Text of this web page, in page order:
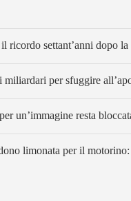
ricordo settant’anni dopo la
miliardari per sfuggire
un’immagine resta
limonata per il